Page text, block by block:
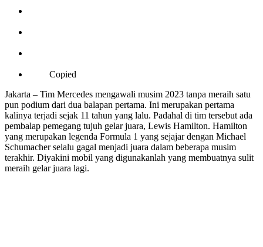
Copied
Jakarta – Tim Mercedes mengawali musim 2023 tanpa meraih satu
pun podium dari dua balapan pertama. Ini merupakan pertama
kalinya terjadi sejak 11 tahun yang lalu. Padahal di tim tersebut ada
pembalap pemegang tujuh gelar juara, Lewis Hamilton. Hamilton
yang merupakan legenda Formula 1 yang sejajar dengan Michael
Schumacher selalu gagal menjadi juara dalam beberapa musim
terakhir. Diyakini mobil yang digunakanlah yang membuatnya sulit
meraih gelar juara lagi.